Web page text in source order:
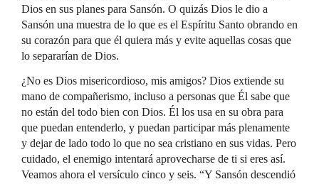
Dios en sus planes para Sansón. O quizás Dios le dio a
Sansón una muestra de lo que es el Espíritu Santo obrando en
su corazón para que él quiera más y evite aquellas cosas que
lo separarían de Dios.
¿No es Dios misericordioso, mis amigos? Dios extiende su
mano de compañerismo, incluso a personas que Él sabe que
no están del todo bien con Dios. Él los usa en su obra para
que puedan entenderlo, y puedan participar más plenamente
y dejar de lado todo lo que no sea cristiano en sus vidas. Pero
cuidado, el enemigo intentará aprovecharse de ti si eres así.
Veamos ahora el versículo cinco y seis. “Y Sansón descendió